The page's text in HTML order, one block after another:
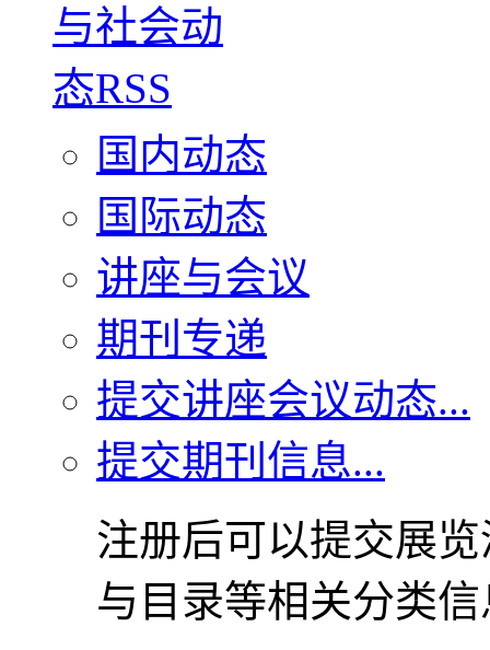
国内动态
国际动态
讲座与会议
期刊专递
提交讲座会议动态...
提交期刊信息...
注册后可以提交展
与目录等相关分类